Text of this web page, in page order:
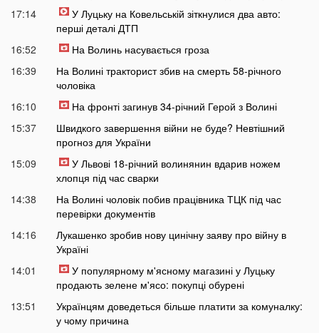
17:14
У Луцьку на Ковельській зіткнулися два авто:
перші деталі ДТП
16:52
На Волинь насувається гроза
16:39
На Волині тракторист збив на смерть 58-річного
чоловіка
16:10
На фронті загинув 34-річний Герой з Волині
15:37
Швидкого завершення війни не буде? Невтішний
прогноз для України
15:09
У Львові 18-річний волинянин вдарив ножем
хлопця під час сварки
14:38
На Волині чоловік побив працівника ТЦК під час
перевірки документів
14:16
Лукашенко зробив нову цинічну заяву про війну в
Україні
14:01
У популярному м'ясному магазині у Луцьку
продають зелене м'ясо: покупці обурені
13:51
Українцям доведеться більше платити за комуналку:
у чому причина